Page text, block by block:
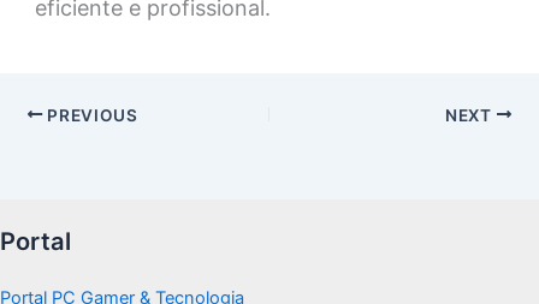
eficiente e profissional.
PREVIOUS NEXT
Portal
Portal PC Gamer & Tecnologia